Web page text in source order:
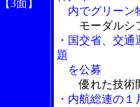
【3面】
内でグリーン
モーダルシ
・国交省、交
題
を公募
優れた技術
・内航総連の